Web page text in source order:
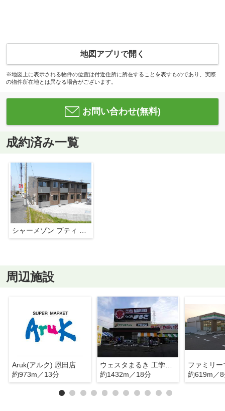
地図アプリで開く
※地図上に表示される物件の位置は付近住所に所在することを表すものであり、実際
の物件所在地とは異なる場合がございます。
お問い合わせ(無料)
成約済み一覧
シャーメゾン プティ ロータス
周辺施設
Aruk(アルク) 恩田店
約973m／13分
ウェスタまるき 工学部通り店
約1432m／18分
約619m／